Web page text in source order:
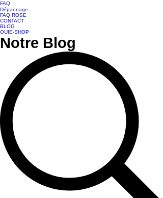
FAQ
Dépannage
FAQ ROSE
CONTACT
BLOG
OUIE-SHOP
Notre Blog